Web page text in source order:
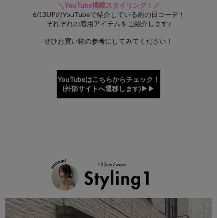
＼YouTube掲載スタイリング！／
6/13UPのYouTubeで紹介している雨の日コーデ！
ぞれぞれの着用アイテムをご紹介します♪
ぜひお買い物の参考にしてみてください！
YouTubeはこちらからチェック！
(外部サイトへ遷移します)▶▶